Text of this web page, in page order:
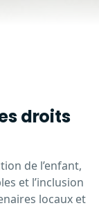
droits
de l’enfant,
et l’inclusion
locaux et